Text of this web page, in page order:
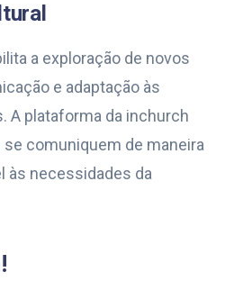
a exploração de novos
e adaptação às
A plataforma da inchurch
comuniquem de maneira
às necessidades da